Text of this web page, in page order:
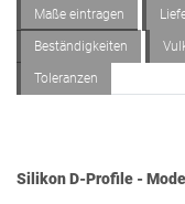
Maße eintragen
Beständigkeiten
Toleranzen
Silikon D-Profile -